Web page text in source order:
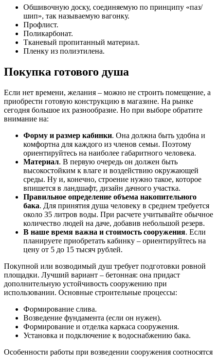
Обшивочную доску, соединяемую по принципу «паз/
шип», так называемую вагонку.
Профлист.
Поликарбонат.
Тканевый пропитанный материал.
Пленку из полиэтилена.
Покупка готового душа
Если нет времени, желания – можно не строить помещение, а
приобрести готовую конструкцию в магазине. На рынке
сегодня большое их разнообразие. Но при выборе обратите
внимание на:
Форму и размер кабинки. Она должна быть удобна и
комфортна для каждого из членов семьи. Поэтому
ориентируйтесь на наиболее габаритного человека.
Материал. В первую очередь он должен быть
высокостойким к влаге и воздействию окружающей
среды. Ну и, конечно, строение нужно такое, которое
впишется в ландшафт, дизайн дачного участка.
Правильное определение объема накопительного
бака. Для принятия душа человеку в среднем требуется
около 35 литров воды. При расчете учитывайте обычное
количество людей на даче, добавив небольшой резерв.
В наше время важна и стоимость сооружения. Если
планируете приобретать кабинку – ориентируйтесь на
цену от 5 до 15 тысяч рублей.
Покупной или возводимый душ требует подготовки ровной
площадки. Лучший вариант – бетонная: она придаст
дополнительную устойчивость сооружению при
использовании. Основные строительные процессы:
Формирование слива.
Возведение фундамента (если он нужен).
Формирование и отделка каркаса сооружения.
Установка и подключение к водоснабжению бака.
Особенности работы при возведении сооружения соотносятся